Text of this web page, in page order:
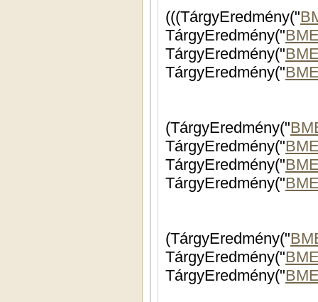
(((TárgyEredmény("
TárgyEredmény("
TárgyEredmény("
TárgyEredmény("
(TárgyEredmény("
TárgyEredmény("
TárgyEredmény("
TárgyEredmény("
(TárgyEredmény("
TárgyEredmény("
TárgyEredmény("